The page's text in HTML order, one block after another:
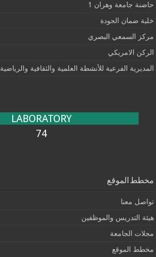
حاضنة جامعة وهران 1
خلية ضمان الجودة
مركز السمعي البصري
الركن الامريكي
المديرية الفرعية للأنشطة العلمية والثقافية والرياضية
LABORATORY
74
مخطط الموقع
تواصل معنا
هيئة التدريس والموظفين
مجلات الجامعة
مخطط الموقع